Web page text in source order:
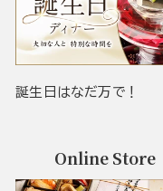
誕生日はなだ万で！
Online Store